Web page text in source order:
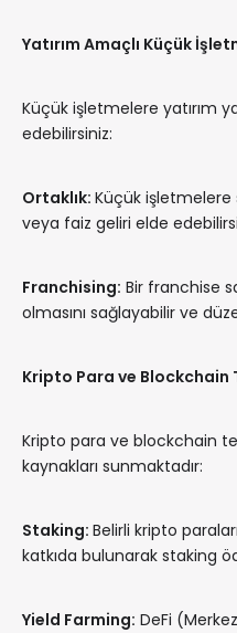
Yatırım Amaçlı Küçük
Küçük işletmelere yatırım
edebilirsiniz:
Ortaklık: Küçük işletmelere
veya faiz geliri elde
Franchising: Bir franchise
olmasını sağlayabilir ve
Kripto Para ve Blockchain
Kripto para ve blockchain
kaynakları sunmaktadır:
Staking: Belirli kripto
katkıda bulunarak staking
Yield Farming: DeFi